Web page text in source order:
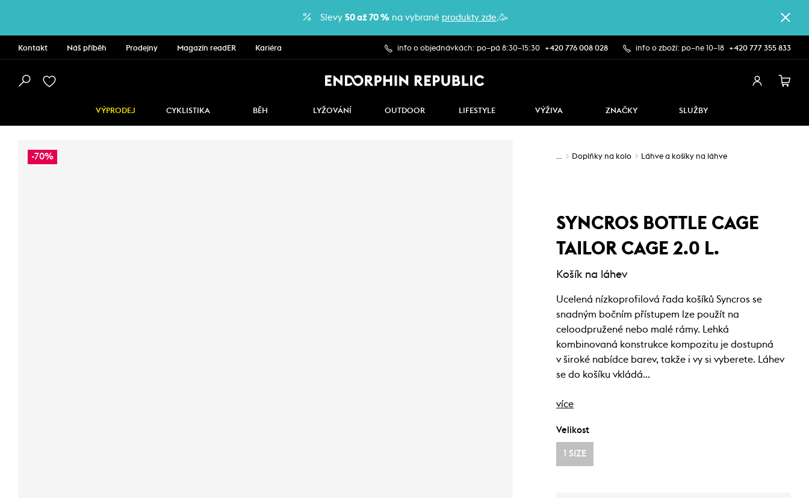
Slevy 50 až 70 % na vybrané produkty zde.🥳
Kontakt Náš příběh Prodejny Magazín readER Kariéra info o objednávkách: po–pá 8:30–15:30 +420 776 008 028 info o zboží: po–ne 10–18 +420 777 355 833
VÝPRODEJ CYKLISTIKA BĚH LYŽOVÁNÍ OUTDOOR LIFESTYLE VÝŽIVA ZNAČKY SLUŽBY
-70% … Doplňky na kolo Láhve a košíky na láhve
SYNCROS BOTTLE CAGE
TAILOR CAGE 2.0 L.
Košík na láhev
Ucelená nízkoprofilová řada košíků Syncros se
snadným bočním přístupem lze použít na
celoodpružené nebo malé rámy. Lehká
kombinovaná konstrukce kompozitu je dostupná
v široké nabídce barev, takže i vy si vyberete. Láhev
se do košíku vkládá…
více
Velikost
1 SIZE